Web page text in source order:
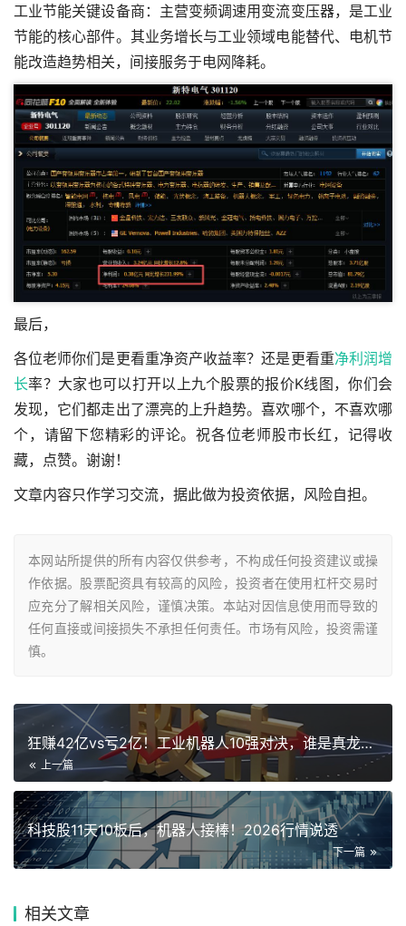
工业节能关键设备商：主营变频调速用变流变压器，是工业
节能的核心部件。其业务增长与工业领域电能替代、电机节
能改造趋势相关，间接服务于电网降耗。
最后，
各位老师你们是更看重净资产收益率？还是更看重净利润增
长率？大家也可以打开以上九个股票的报价K线图，你们会
发现，它们都走出了漂亮的上升趋势。喜欢哪个，不喜欢哪
个，请留下您精彩的评论。祝各位老师股市长红，记得收
藏，点赞。谢谢！
文章内容只作学习交流，据此做为投资依据，风险自担。
本网站所提供的所有内容仅供参考，不构成任何投资建议或操
作依据。股票配资具有较高的风险，投资者在使用杠杆交易时
应充分了解相关风险，谨慎决策。本站对因信息使用而导致的
任何直接或间接损失不承担任何责任。市场有风险，投资需谨
慎。
狂赚42亿vs亏2亿！工业机器人10强对决，谁是真龙头？
上一篇
科技股11天10板后，机器人接棒！2026行情说透
下一篇
相关文章